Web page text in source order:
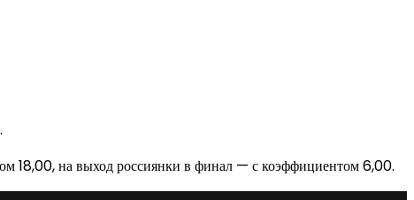
18,00, на выход россиянки в финал — с коэффициентом 6,00.